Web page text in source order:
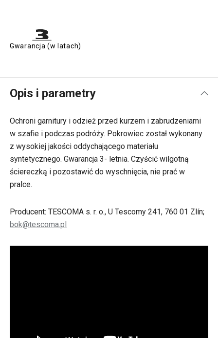
Gwarancja (w latach)
Opis i parametry
Ochroni garnitury i odzież przed kurzem i zabrudzeniami
w szafie i podczas podróży. Pokrowiec został wykonany
z wysokiej jakości oddychającego materiału
syntetycznego. Gwarancja 3- letnia. Czyścić wilgotną
ściereczką i pozostawić do wyschnięcia, nie prać w
pralce.
Producent: TESCOMA s. r. o., U Tescomy 241, 760 01 Zlín;
bok@tescoma.pl